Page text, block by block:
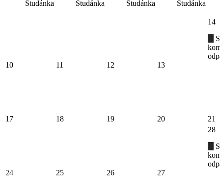
Studánka Studánka Studánka Studánka
10 11 12 13
14
17 18 19 20 21
24 25 26 27
28